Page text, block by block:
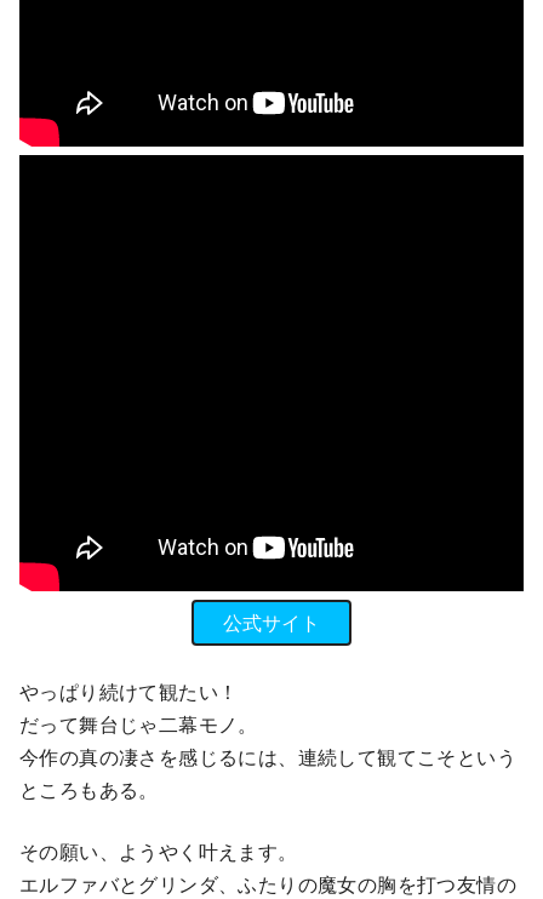
公式サイト
やっぱり続けて観たい！
だって舞台じゃ二幕モノ。
今作の真の凄さを感じるには、連続して観てこそという
ところもある。
その願い、ようやく叶えます。
エルファバとグリンダ、ふたりの魔女の胸を打つ友情の